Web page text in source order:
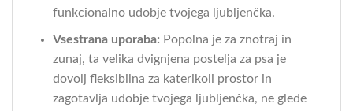
funkcionalno udobje tvojega ljubljenčka.
Vsestrana uporaba: Popolna je za znotraj in
zunaj, ta velika dvignjena postelja za psa je
dovolj fleksibilna za katerikoli prostor in
zagotavlja udobje tvojega ljubljenčka, ne glede